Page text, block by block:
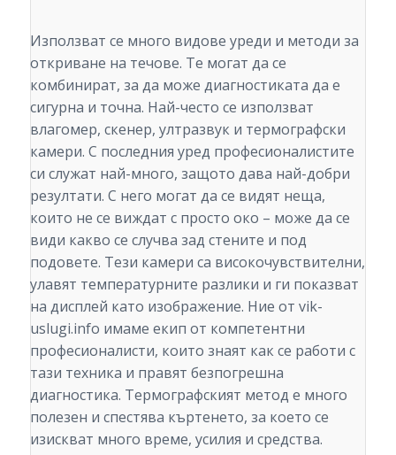
Използват се много видове уреди и методи за
откриване на течове. Те могат да се
комбинират, за да може диагностиката да е
сигурна и точна. Най-често се използват
влагомер, скенер, ултразвук и термографски
камери. С последния уред професионалистите
си служат най-много, защото дава най-добри
резултати. С него могат да се видят неща,
които не се виждат с просто око – може да се
види какво се случва зад стените и под
подовете. Тези камери са високочувствителни,
улавят температурните разлики и ги показват
на дисплей като изображение. Ние от vik-
uslugi.info имаме екип от компетентни
професионалисти, които знаят как се работи с
тази техника и правят безпогрешна
диагностика. Термографският метод е много
полезен и спестява къртенето, за което се
изискват много време, усилия и средства.